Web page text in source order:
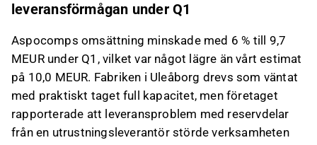
leveransförmågan under Q1
Aspocomps omsättning minskade med 6 % till 9,7
MEUR under Q1, vilket var något lägre än vårt estimat
på 10,0 MEUR. Fabriken i Uleåborg drevs som väntat
med praktiskt taget full kapacitet, men företaget
rapporterade att leveransproblem med reservdelar
från en utrustningsleverantör störde verksamheten